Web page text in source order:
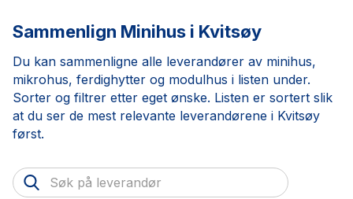
Sammenlign Minihus i Kvitsøy
Du kan sammenligne alle leverandører av minihus,
mikrohus, ferdighytter og modulhus i listen under.
Sorter og filtrer etter eget ønske. Listen er sortert slik
at du ser de mest relevante leverandørene i Kvitsøy
først.